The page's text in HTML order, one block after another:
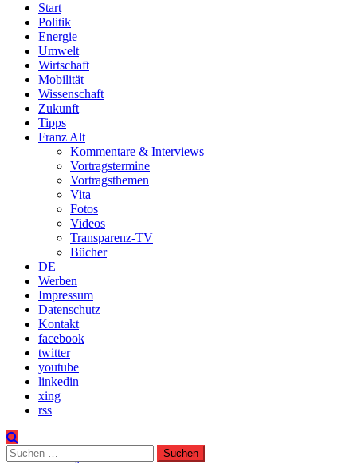
Start
Politik
Energie
Umwelt
Wirtschaft
Mobilität
Wissenschaft
Zukunft
Tipps
Franz Alt
Kommentare & Interviews
Vortragstermine
Vortragsthemen
Vita
Fotos
Videos
Transparenz-TV
Bücher
DE
Werben
Impressum
Datenschutz
Kontakt
facebook
twitter
youtube
linkedin
xing
rss
Suchen